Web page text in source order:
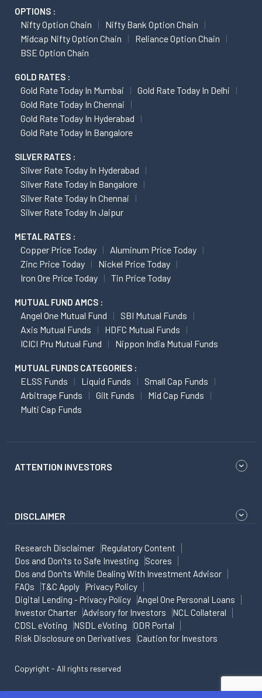
OPTIONS :
Nifty Option Chain
Nifty Bank Option Chain
Midcap Nifty Option Chain
Reliance Option Chain
BSE Option Chain
GOLD RATES :
Gold Rate Today In Mumbai
Gold Rate Today In Delhi
Gold Rate Today In Chennai
Gold Rate Today In Hyderabad
Gold Rate Today In Bangalore
SILVER RATES :
Silver Rate Today In Hyderabad
Silver Rate Today In Bangalore
Silver Rate Today In Chennai
Silver Rate Today In Jaipur
METAL RATES :
Copper Price Today
Aluminum Price Today
Zinc Price Today
Nickel Price Today
Iron Ore Price Today
Tin Price Today
MUTUAL FUND AMCS :
Angel One Mutual Fund
SBI Mutual Funds
Axis Mutual Funds
HDFC Mutual Funds
ICICI Pru Mutual Fund
Nippon India Mutual Funds
MUTUAL FUNDS CATEGORIES :
ELSS Funds Liquid Funds
Small Cap Funds
Arbitrage Funds
Gilt Funds
Mid Cap Funds
Multi Cap Funds
ATTENTION INVESTORS
DISCLAIMER
Research Disclaimer
Regulatory Content
Dos and Don'ts to Safe Investing
Scores
Dos and Don'ts While Dealing With Investment Advisor
FAQs
T&C Apply
Privacy Policy
Digital Lending - Privacy Policy
Angel One Personal Loans
Investor Charter
Advisory for Investors
NCL Collateral
CDSL eVoting
NSDL eVoting
ODR Portal
Risk Disclosure on Derivatives
Caution for Investors
Copyright - All rights reserved